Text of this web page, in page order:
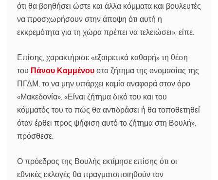
ότι θα βοηθήσει ώστε και άλλα κόμματα και βουλευτές
να προσχωρήσουν στην άποψη ότι αυτή η
εκκρεμότητα για τη χώρα πρέπει να τελειώσει», είπε.
Επίσης, χαρακτήρισε «εξαιρετικά καθαρή» τη θέση
του Πάνου Καμμένου στο ζήτημα της ονομασίας της
ΠΓΔΜ, το να μην υπάρχει καμία αναφορά στον όρο
«Μακεδονία». «Είναι ζήτημα δικό του και του
κόμματός του το πώς θα αντιδράσει ή θα τοποθετηθεί
όταν έρθει προς ψήφιση αυτό το ζήτημα στη Βουλή»,
πρόσθεσε.
Ο πρόεδρος της Βουλής εκτίμησε επίσης ότι οι
εθνικές εκλογές θα πραγματοποιηθούν τον